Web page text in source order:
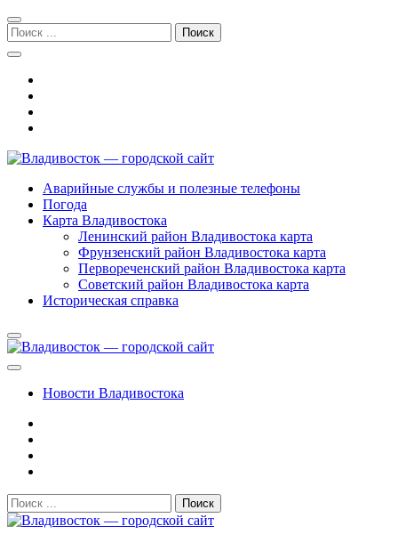
Перейти
к
навигации
Перейти
к
содержимому
Поиск:
Владивосток — городской сайт
Аварийные службы и полезные телефоны
Погода
Карта Владивостока
Ленинский район Владивостока карта
Фрунзенский район Владивостока карта
Первореченский район Владивостока карта
Советский район Владивостока карта
Историческая справка
Новости Владивостока
Поиск: